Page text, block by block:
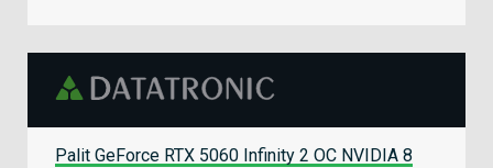
Palit GeForce RTX 5060 Infinity 2 OC NVIDIA 8